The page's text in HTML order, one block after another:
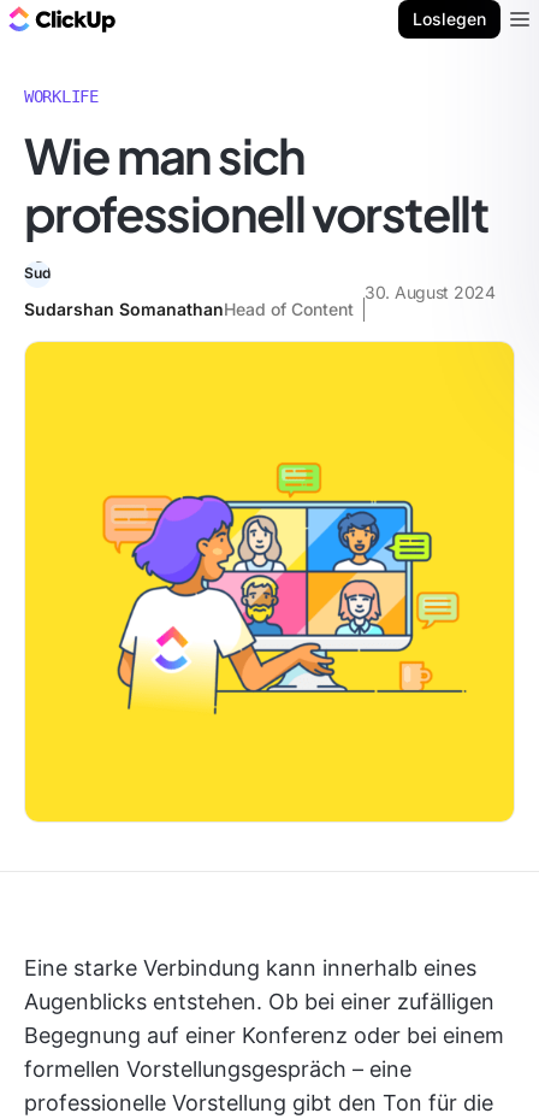
Loslegen
WORKLIFE
Wie man sich
professionell vorstellt
Sudarshan SomanathanHead of Content
30. August 2024
Eine starke Verbindung kann innerhalb eines
Augenblicks entstehen. Ob bei einer zufälligen
Begegnung auf einer Konferenz oder bei einem
formellen Vorstellungsgespräch – eine
professionelle Vorstellung gibt den Ton für die